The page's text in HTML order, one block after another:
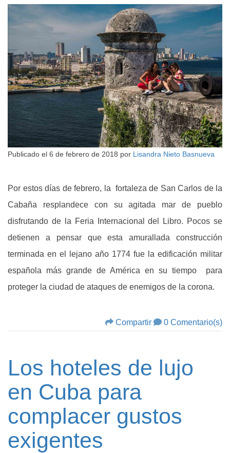
Publicado el 6 de febrero de 2018 por Lisandra Nieto Basnueva
Por estos días de febrero, la fortaleza de San Carlos de la
Cabaña resplandece con su agitada mar de pueblo
disfrutando de la Feria Internacional del Libro. Pocos se
detienen a pensar que esta amurallada construcción
terminada en el lejano año 1774 fue la edificación militar
española más grande de América en su tiempo para
proteger la ciudad de ataques de enemigos de la corona.
Compartir 0 Comentario(s)
Los hoteles de lujo
en Cuba para
complacer gustos
exigentes